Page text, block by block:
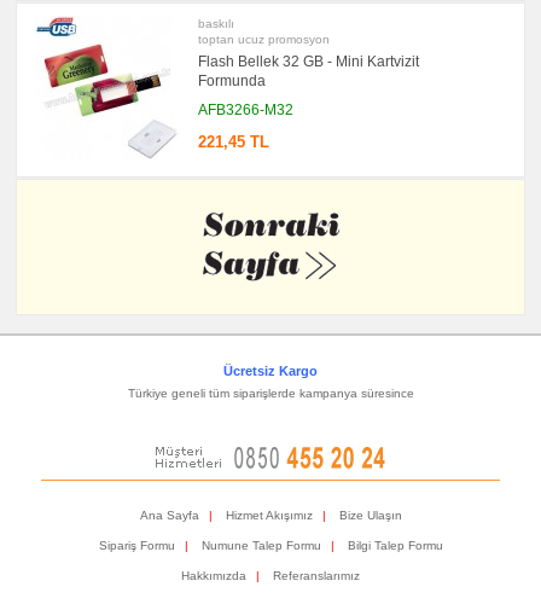
baskılı
toptan ucuz promosyon
Flash Bellek 32 GB - Mini Kartvizit
Formunda
AFB3266-M32
221,45 TL
Ücretsiz Kargo
Türkiye geneli tüm siparişlerde kampanya süresince
Ana Sayfa | Hizmet Akışımız | Bize Ulaşın
Sipariş Formu | Numune Talep Formu | Bilgi Talep Formu
Hakkımızda | Referanslarımız